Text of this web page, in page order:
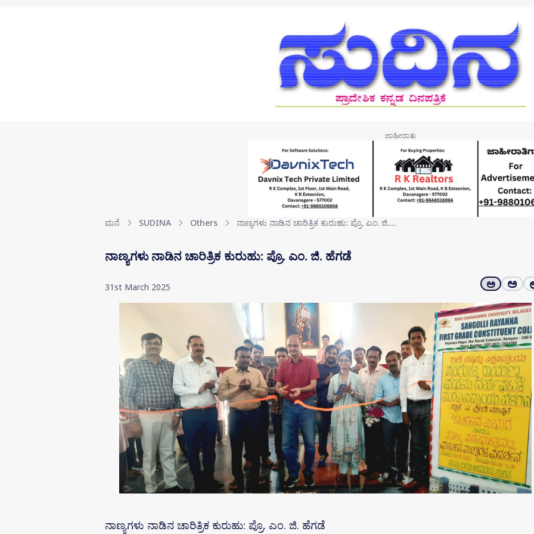
ಮನೆ SUDINA Others ನಾಣ್ಯಗಳು ನಾಡಿನ ಚಾರಿತ್ರಿಕ ಕುರುಹು: ಪ್ರೊ. ಎಂ. ಜಿ.…
ನಾಣ್ಯಗಳು ನಾಡಿನ ಚಾರಿತ್ರಿಕ ಕುರುಹು: ಪ್ರೊ. ಎಂ. ಜಿ. ಹೆಗಡೆ
31st March 2025 ಅ ಅ
ನಾಣ್ಯಗಳು ನಾಡಿನ ಚಾರಿತ್ರಿಕ ಕುರುಹು: ಪ್ರೊ. ಎಂ. ಜಿ. ಹೆಗಡೆ